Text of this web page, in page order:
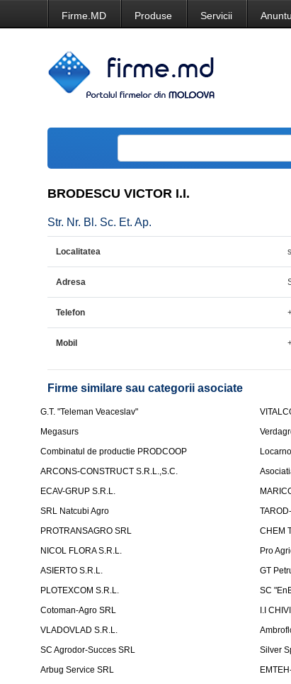
Firme.MD Produse Servicii
BRODESCU VICTOR I.I.
Str. Nr. Bl. Sc. Et. Ap.
Localitatea
Adresa
Telefon
Mobil
Firme similare sau categorii asociate
G.T. "Teleman Veaceslav"
Megasurs
Combinatul de productie PRODCOOP
ARCONS-CONSTRUCT S.R.L.,S.C.
ECAV-GRUP S.R.L.
SRL Natcubi Agro
PROTRANSAGRO SRL
CHEM
NICOL FLORA S.R.L.
Pro
ASIERTO S.R.L.
GT
PLOTEXCOM S.R.L.
SC
Cotoman-Agro SRL
I.I
VLADOVLAD S.R.L.
SC Agrodor-Succes SRL
Silver
Arbug Service SRL